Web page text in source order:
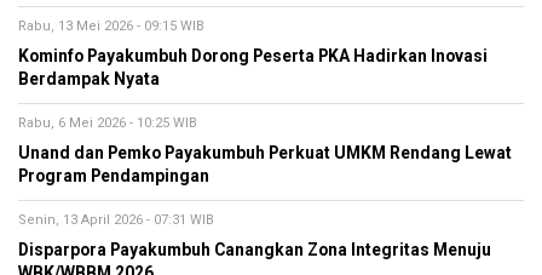
Rabu, 13 Mei 2026 - 09:15 WIB
Kominfo Payakumbuh Dorong Peserta PKA Hadirkan Inovasi
Berdampak Nyata
Rabu, 6 Mei 2026 - 10:25 WIB
Unand dan Pemko Payakumbuh Perkuat UMKM Rendang Lewat
Program Pendampingan
Senin, 13 April 2026 - 07:31 WIB
Disparpora Payakumbuh Canangkan Zona Integritas Menuju